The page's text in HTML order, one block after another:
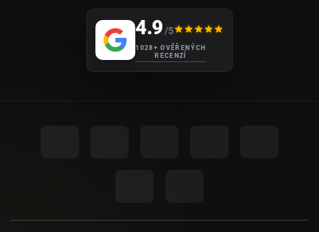
4.9/5
1028+ OVĚŘENÝCH
RECENZÍ